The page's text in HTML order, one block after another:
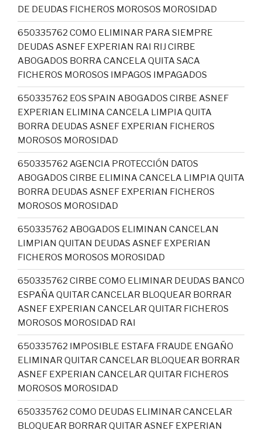
DE DEUDAS FICHEROS MOROSOS MOROSIDAD
650335762 COMO ELIMINAR PARA SIEMPRE
DEUDAS ASNEF EXPERIAN RAI RIJ CIRBE
ABOGADOS BORRA CANCELA QUITA SACA
FICHEROS MOROSOS IMPAGOS IMPAGADOS
650335762 EOS SPAIN ABOGADOS CIRBE ASNEF
EXPERIAN ELIMINA CANCELA LIMPIA QUITA
BORRA DEUDAS ASNEF EXPERIAN FICHEROS
MOROSOS MOROSIDAD
650335762 AGENCIA PROTECCIÓN DATOS
ABOGADOS CIRBE ELIMINA CANCELA LIMPIA QUITA
BORRA DEUDAS ASNEF EXPERIAN FICHEROS
MOROSOS MOROSIDAD
650335762 ABOGADOS ELIMINAN CANCELAN
LIMPIAN QUITAN DEUDAS ASNEF EXPERIAN
FICHEROS MOROSOS MOROSIDAD
650335762 CIRBE COMO ELIMINAR DEUDAS BANCO
ESPAÑA QUITAR CANCELAR BLOQUEAR BORRAR
ASNEF EXPERIAN CANCELAR QUITAR FICHEROS
MOROSOS MOROSIDAD RAI
650335762 IMPOSIBLE ESTAFA FRAUDE ENGAÑO
ELIMINAR QUITAR CANCELAR BLOQUEAR BORRAR
ASNEF EXPERIAN CANCELAR QUITAR FICHEROS
MOROSOS MOROSIDAD
650335762 COMO DEUDAS ELIMINAR CANCELAR
BLOQUEAR BORRAR QUITAR ASNEF EXPERIAN